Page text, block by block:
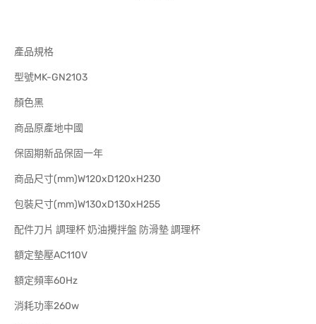
產品規格
型號MK-GN2103
顏色黑
商品原產地中國
保固期新品保固一年
商品尺寸(mm)W120xD120xH230
包裝尺寸(mm)W130xD130xH255
配件刀片 調理杯 奶油攪拌盤 防滑墊 調理杯
額定墊壓AC110V
額定頻率60Hz
消耗功率260w